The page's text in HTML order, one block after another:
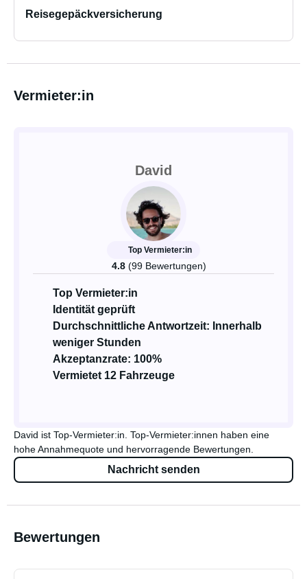
Reisegepäckversicherung
Vermieter:in
David
Top Vermieter:in
4.8 (99 Bewertungen)
Top Vermieter:in
Identität geprüft
Durchschnittliche Antwortzeit: Innerhalb
weniger Stunden
Akzeptanzrate: 100%
Vermietet 12 Fahrzeuge
David ist Top-Vermieter:in. Top-Vermieter:innen haben eine
hohe Annahmequote und hervorragende Bewertungen.
Nachricht senden
Bewertungen